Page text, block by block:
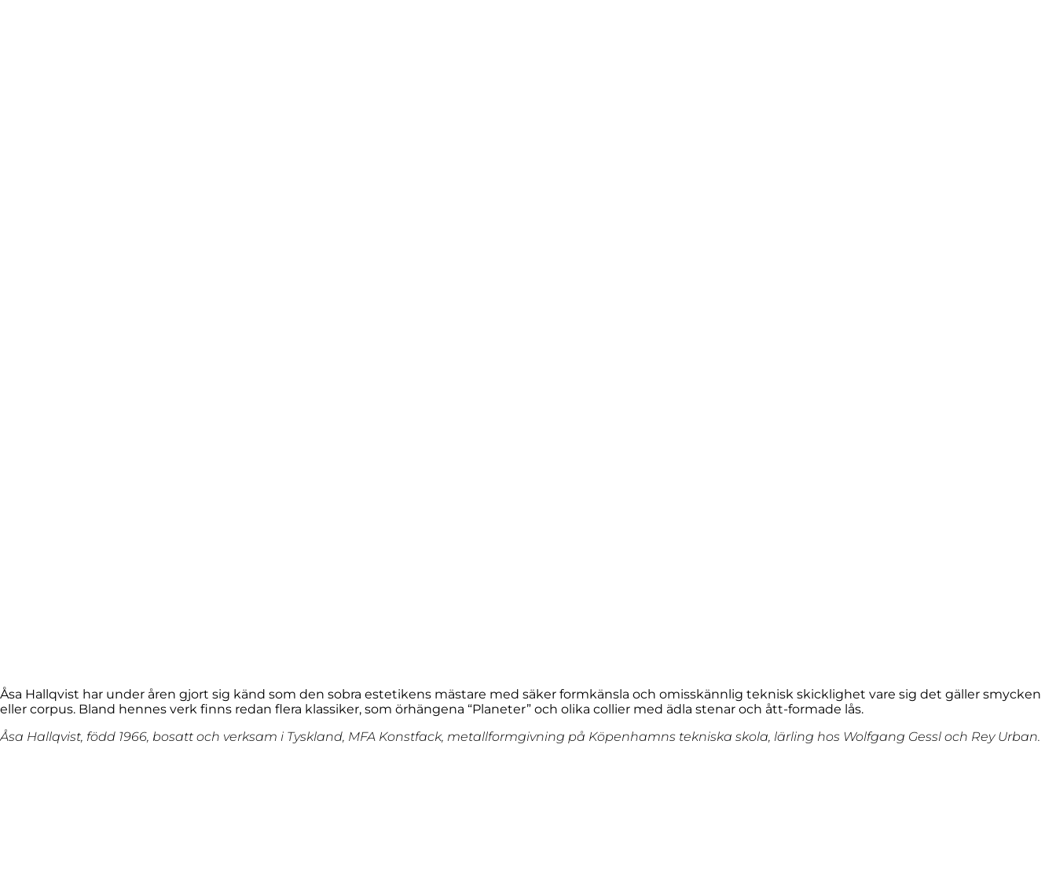
Åsa Hallqvist har under åren gjort sig känd som den sobra estetikens mästare med säker formkänsla och omisskännlig teknisk skicklighet vare sig det gäller smycken
eller corpus. Bland hennes verk finns redan flera klassiker, som örhängena “Planeter” och olika collier med ädla stenar och ått-formade lås.
Åsa Hallqvist, född 1966, bosatt och verksam i Tyskland, MFA Konstfack, metallformgivning på Köpenhamns tekniska skola, lärling hos Wolfgang Gessl och Rey Urban.